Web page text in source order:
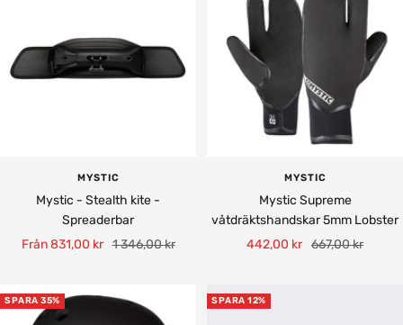
MYSTIC
Mystic - Stealth kite -
Spreaderbar
Rea-
Från 831,00 kr Pris
1 346,00 kr
MYSTIC
Mystic Supreme
våtdräktshandskar 5mm Lobster
Rea-
442,00 kr Pris
667,00 kr
SPARA 35% SPARA 12%